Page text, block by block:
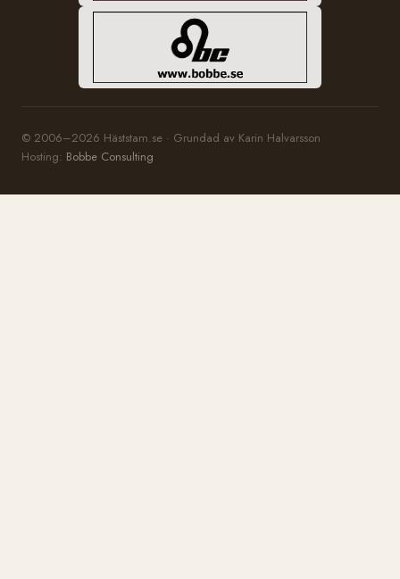
© 2006–2026 Häststam.se · Grundad av Karin Halvarsson
Hosting: Bobbe Consulting